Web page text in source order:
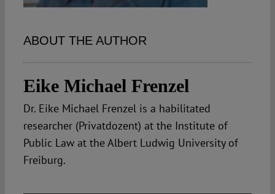
ABOUT THE AUTHOR
Eike Michael Frenzel
Dr. Eike Michael Frenzel is a habilitated
researcher (Privatdozent) at the Institute of
Public Law at the Albert Ludwig University of
Freiburg.